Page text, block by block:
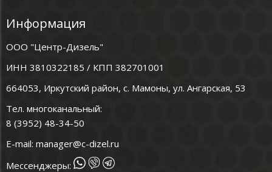
Информация
ООО "Центр-Дизель"
ИНН 3810322185 / КПП 382701001
664053, Иркутский район, с. Мамоны, ул. Ангарская, 53
Тел. многоканальный:
8 (3952) 48-34-50
E-mail: manager@c-dizel.ru
Мессенджеры: